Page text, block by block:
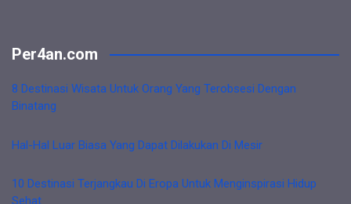
Per4an.com
8 Destinasi Wisata Untuk Orang Yang Terobsesi Dengan
Binatang
Hal-Hal Luar Biasa Yang Dapat Dilakukan Di Mesir
10 Destinasi Terjangkau Di Eropa Untuk Menginspirasi Hidup
Sehat